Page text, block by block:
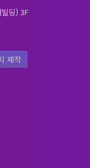
딩) 3F
제작